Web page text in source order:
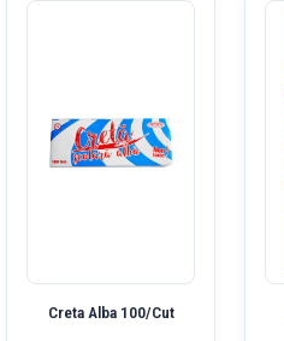
Creta Alba 100/Cut